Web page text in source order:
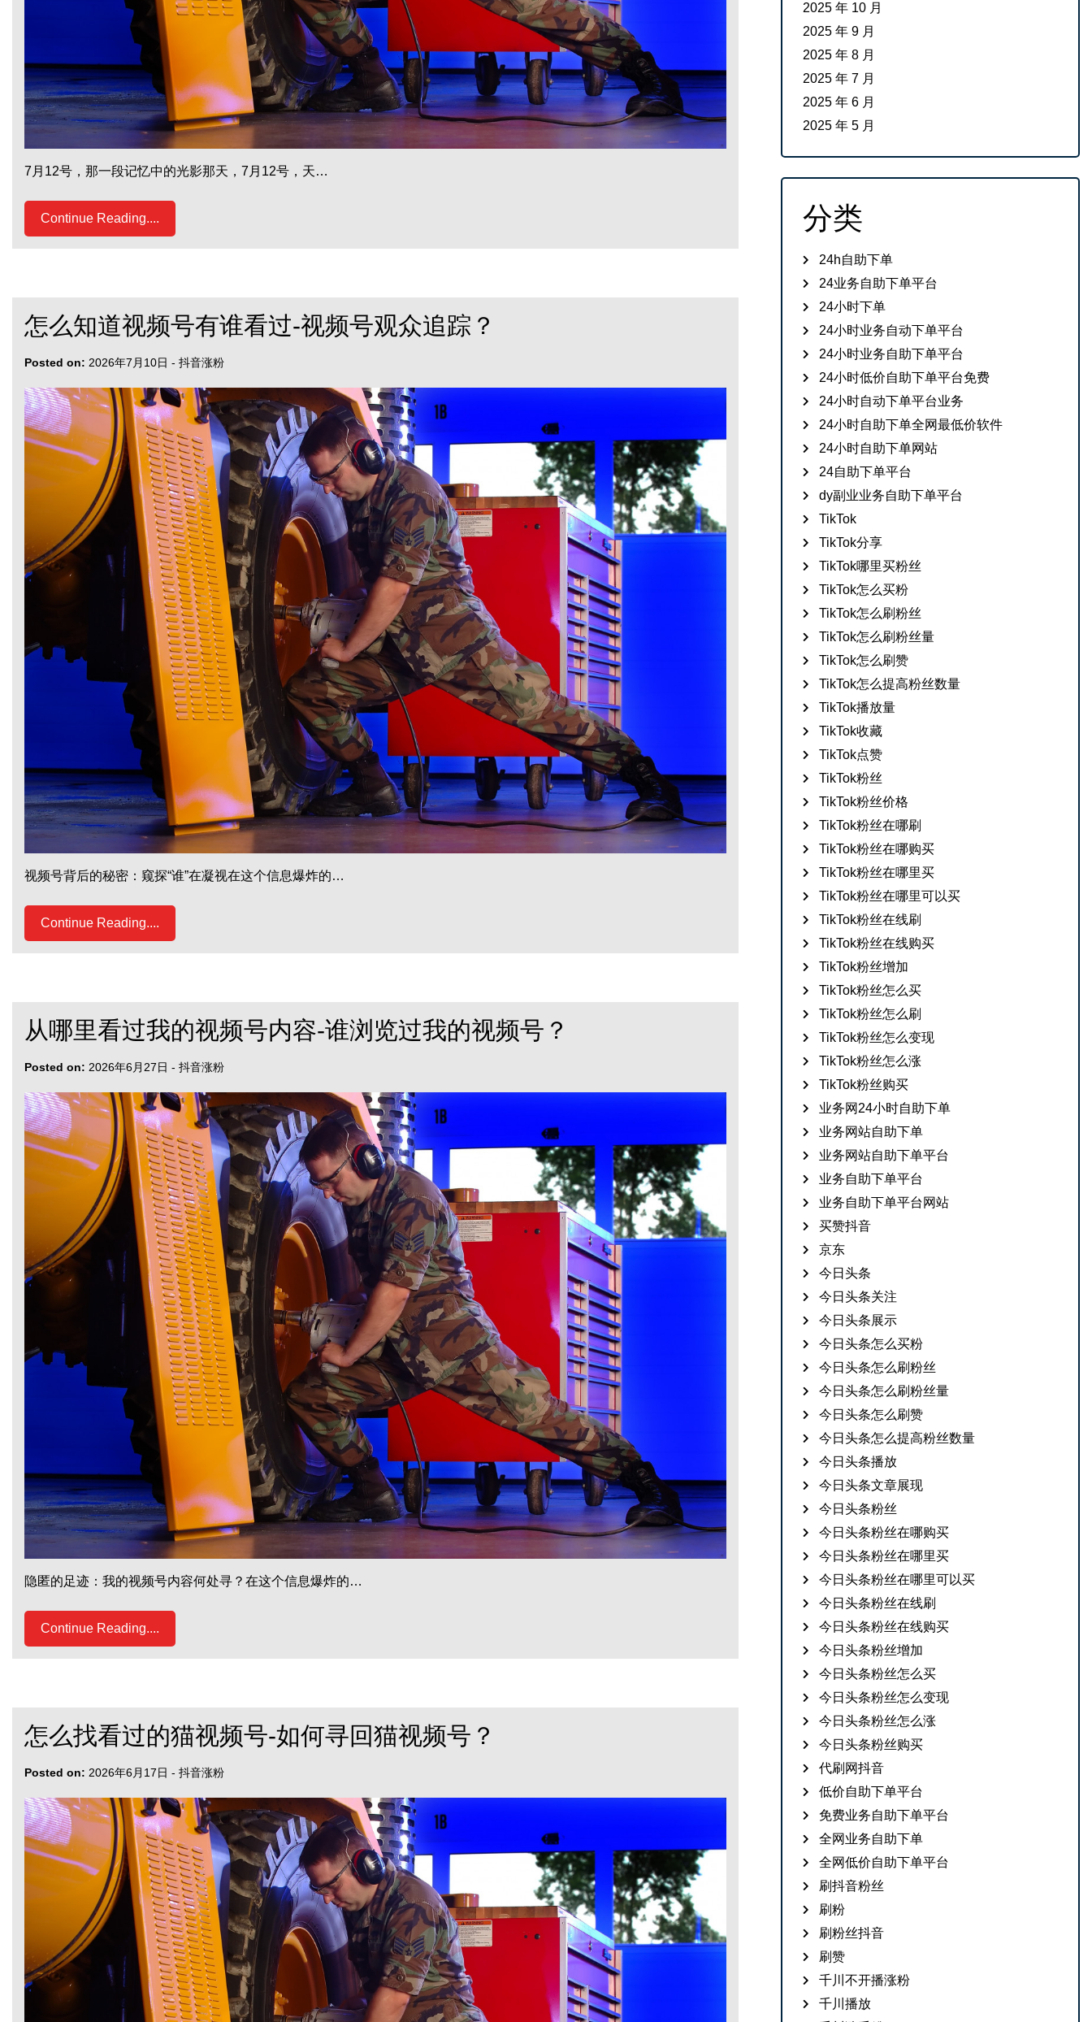
7月12号，那一段记忆中的光影那天，7月12号，天…
Continue Reading....
怎么知道视频号有谁看过-视频号观众追踪？
Posted on: 2026年7月10日 - 抖音涨粉
视频号背后的秘密：窥探“谁”在凝视在这个信息爆炸的…
Continue Reading....
从哪里看过我的视频号内容-谁浏览过我的视频号？
Posted on: 2026年6月27日 - 抖音涨粉
隐匿的足迹：我的视频号内容何处寻？在这个信息爆炸的…
Continue Reading....
怎么找看过的猫视频号-如何寻回猫视频号？
Posted on: 2026年6月17日 - 抖音涨粉
2025 年 10 月
2025 年 9 月
2025 年 8 月
2025 年 7 月
2025 年 6 月
2025 年 5 月
分类
24h自助下单
24业务自助下单平台
24小时下单
24小时业务自动下单平台
24小时业务自助下单平台
24小时低价自助下单平台免费
24小时自动下单平台业务
24小时自助下单全网最低价软件
24小时自助下单网站
24自助下单平台
dy副业业务自助下单平台
TikTok
TikTok分享
TikTok哪里买粉丝
TikTok怎么买粉
TikTok怎么刷粉丝
TikTok怎么刷粉丝量
TikTok怎么刷赞
TikTok怎么提高粉丝数量
TikTok播放量
TikTok收藏
TikTok点赞
TikTok粉丝
TikTok粉丝价格
TikTok粉丝在哪刷
TikTok粉丝在哪购买
TikTok粉丝在哪里买
TikTok粉丝在哪里可以买
TikTok粉丝在线刷
TikTok粉丝在线购买
TikTok粉丝增加
TikTok粉丝怎么买
TikTok粉丝怎么刷
TikTok粉丝怎么变现
TikTok粉丝怎么涨
TikTok粉丝购买
业务网24小时自助下单
业务网站自助下单
业务网站自助下单平台
业务自助下单平台
业务自助下单平台网站
买赞抖音
京东
今日头条
今日头条关注
今日头条展示
今日头条怎么买粉
今日头条怎么刷粉丝
今日头条怎么刷粉丝量
今日头条怎么刷赞
今日头条怎么提高粉丝数量
今日头条播放
今日头条文章展现
今日头条粉丝
今日头条粉丝在哪购买
今日头条粉丝在哪里买
今日头条粉丝在哪里可以买
今日头条粉丝在线刷
今日头条粉丝在线购买
今日头条粉丝增加
今日头条粉丝怎么买
今日头条粉丝怎么变现
今日头条粉丝怎么涨
今日头条粉丝购买
代刷网抖音
低价自助下单平台
免费业务自助下单平台
全网业务自助下单
全网低价自助下单平台
刷抖音粉丝
刷粉
刷粉丝抖音
刷赞
千川不开播涨粉
千川播放